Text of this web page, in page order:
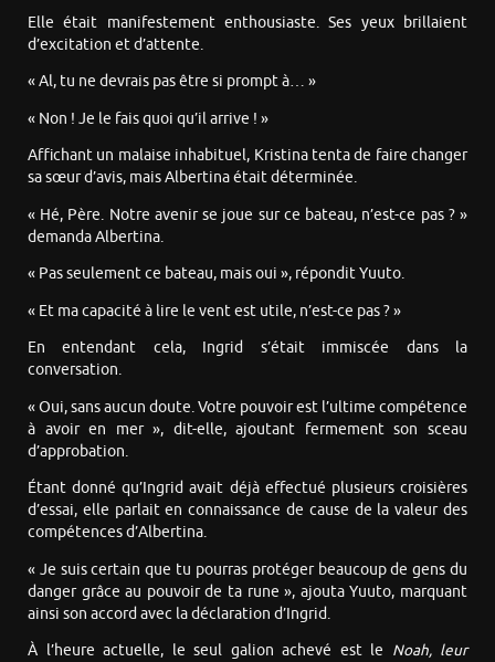
Elle était manifestement enthousiaste. Ses yeux brillaient
d’excitation et d’attente.
« Al, tu ne devrais pas être si prompt à… »
« Non ! Je le fais quoi qu’il arrive ! »
Affichant un malaise inhabituel, Kristina tenta de faire changer
sa sœur d’avis, mais Albertina était déterminée.
« Hé, Père. Notre avenir se joue sur ce bateau, n’est-ce pas ? »
demanda Albertina.
« Pas seulement ce bateau, mais oui », répondit Yuuto.
« Et ma capacité à lire le vent est utile, n’est-ce pas ? »
En entendant cela, Ingrid s’était immiscée dans la
conversation.
« Oui, sans aucun doute. Votre pouvoir est l’ultime compétence
à avoir en mer », dit-elle, ajoutant fermement son sceau
d’approbation.
Étant donné qu’Ingrid avait déjà effectué plusieurs croisières
d’essai, elle parlait en connaissance de cause de la valeur des
compétences d’Albertina.
« Je suis certain que tu pourras protéger beaucoup de gens du
danger grâce au pouvoir de ta rune », ajouta Yuuto, marquant
ainsi son accord avec la déclaration d’Ingrid.
À l’heure actuelle, le seul galion achevé est le Noah, leur